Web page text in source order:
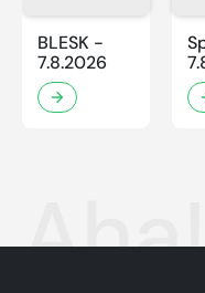
BLESK -
7.8.2026